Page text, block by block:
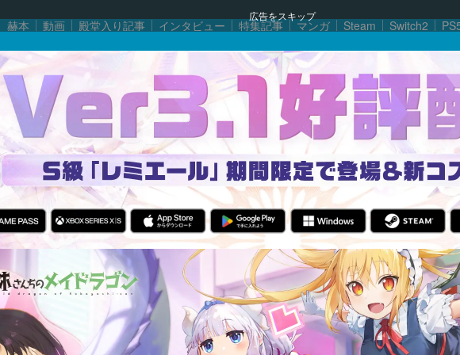
広告をスキップ
赫本 動画 殿堂入り記事 インタビュー 特集記事 マンガ Steam Switch2